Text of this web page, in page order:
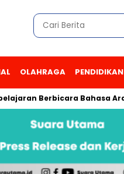
OLAHRAGA PENDIDIKAN
Berbicara Bahasa Arab